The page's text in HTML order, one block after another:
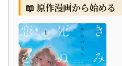
📖 原作漫画から始める